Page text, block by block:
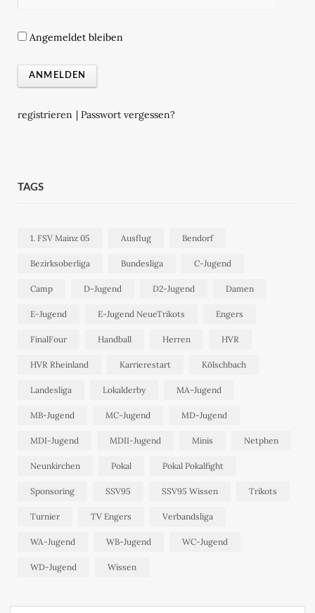
Angemeldet bleiben
registrieren | Passwort vergessen?
TAGS
1. FSV Mainz 05 Ausflug Bendorf
Bezirksoberliga Bundesliga C-Jugend
Camp D-Jugend D2-Jugend Damen
E-Jugend E-Jugend NeueTrikots Engers
FinalFour Handball Herren HVR
HVR Rheinland Karrierestart Kölschbach
Landesliga Lokalderby MA-Jugend
MB-Jugend MC-Jugend MD-Jugend
MDI-Jugend MDII-Jugend Minis Netphen
Neunkirchen Pokal Pokal Pokalfight
Sponsoring SSV95 SSV95 Wissen Trikots
Turnier TV Engers Verbandsliga
WA-Jugend WB-Jugend WC-Jugend
WD-Jugend Wissen